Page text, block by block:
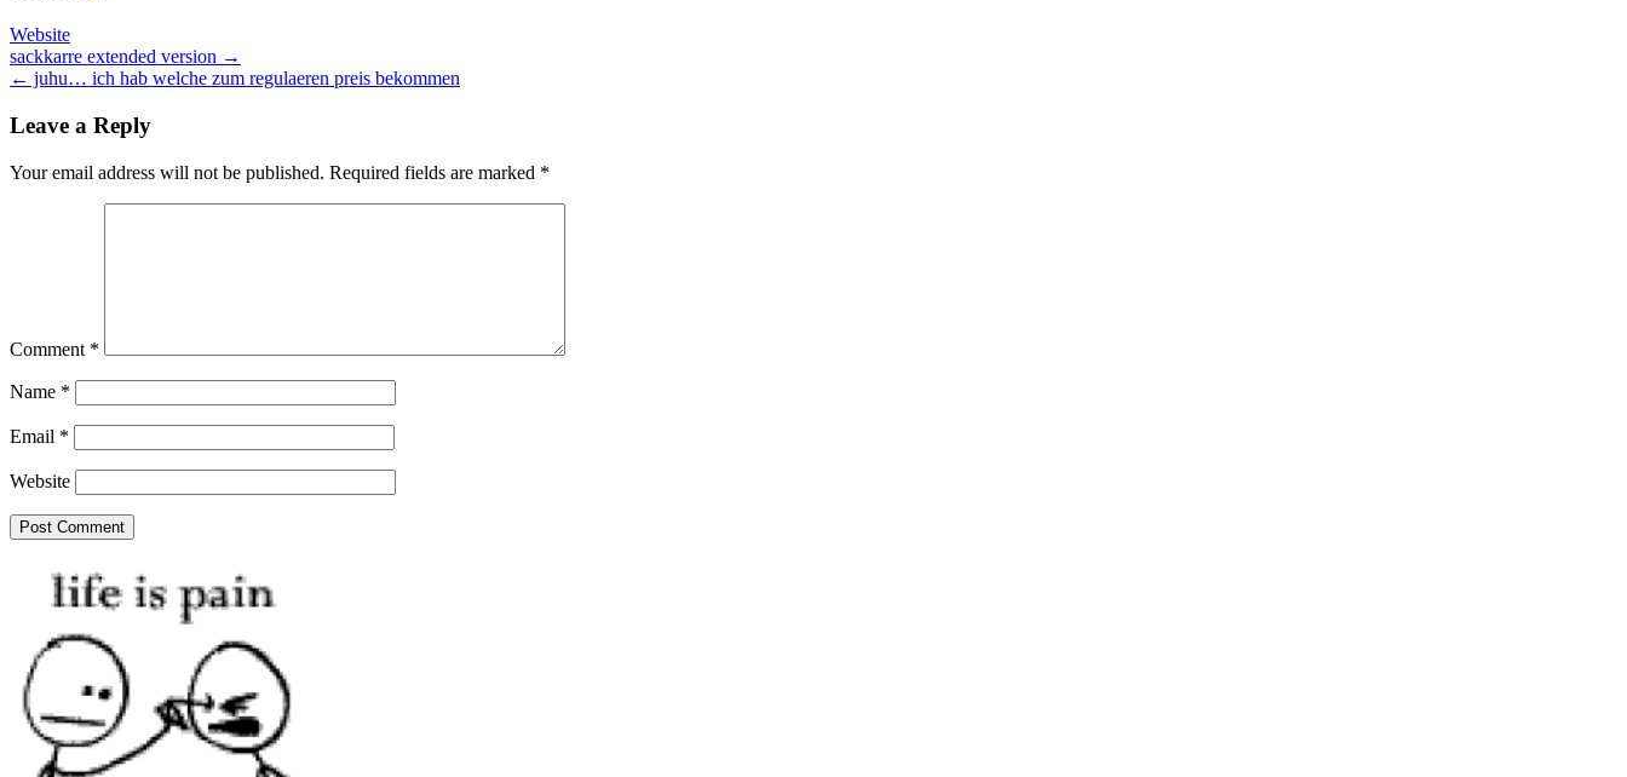
Website
Post
navigation
sackkarre extended version →
← juhu… ich hab welche zum regulaeren preis bekommen
Leave a Reply
Your email address will not be published. Required fields are marked *
Comment *
Name *
Email *
Website